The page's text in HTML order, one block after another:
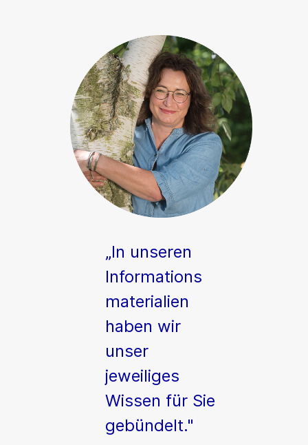
„In unseren
Informations
materialien
haben wir
unser
jeweiliges
Wissen für Sie
gebündelt."